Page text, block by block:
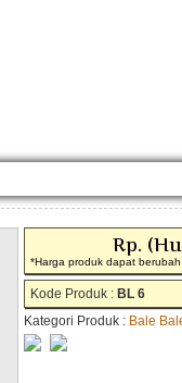
Rp.
*Harga produk dapat
Kode Produk : BL 6
Kategori Produk : Bale